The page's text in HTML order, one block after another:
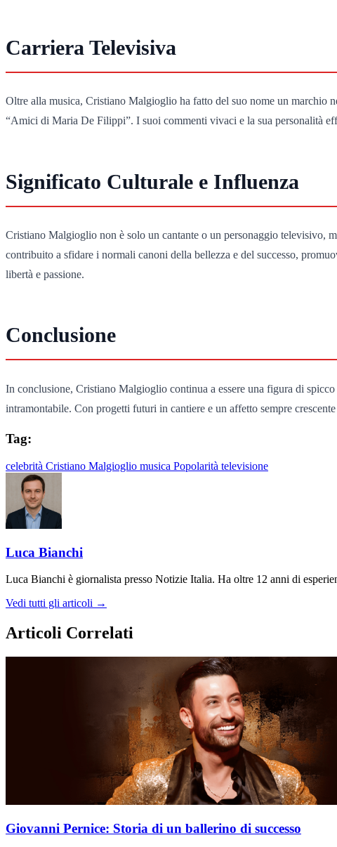
Carriera Televisiva
Oltre alla musica, Cristiano Malgioglio ha fatto del suo nome un marchio
“Amici di Maria De Filippi”. I suoi commenti vivaci e la sua personalità
Significato Culturale e Influenza
Cristiano Malgioglio non è solo un cantante o un personaggio televisivo,
contribuito a sfidare i normali canoni della bellezza e del successo,
libertà e passione.
Conclusione
In conclusione, Cristiano Malgioglio continua a essere una figura di
intramontabile. Con progetti futuri in cantiere e un affetto sempre
Tag:
celebrità Cristiano Malgioglio musica Popolarità televisione
Luca Bianchi
Luca Bianchi è giornalista presso Notizie Italia. Ha oltre 12 anni di
Vedi tutti gli articoli →
Articoli Correlati
Giovanni Pernice: Storia di un ballerino di successo